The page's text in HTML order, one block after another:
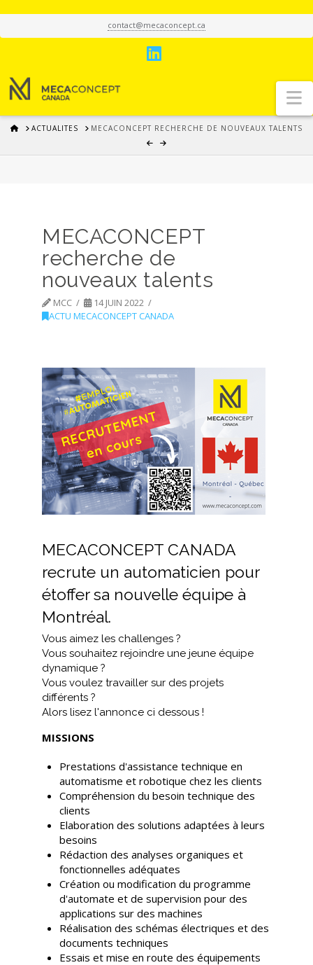
contact@mecaconcept.ca
LinkedIn
HOME
ACTUALITES MECACONCEPT RECHERCHE DE NOUVEAUX TALENTS
MECACONCEPT
recherche de
nouveaux talents
MCC
14 JUIN 2022
ACTU MECACONCEPT CANADA
MECACONCEPT CANADA
recrute un automaticien pour
étoffer sa nouvelle équipe à
Montréal.
Vous aimez les challenges ?
Vous souhaitez rejoindre une jeune équipe
dynamique ?
Vous voulez travailler sur des projets
différents ?
Alors lisez l'annonce ci dessous !
MISSIONS
Prestations d'assistance technique en
automatisme et robotique chez les clients
Compréhension du besoin technique des
clients
Elaboration des solutions adaptées à leurs
besoins
Rédaction des analyses organiques et
fonctionnelles adéquates
Création ou modification du programme
d'automate et de supervision pour des
applications sur des machines
Réalisation des schémas électriques et des
documents techniques
Essais et mise en route des équipements